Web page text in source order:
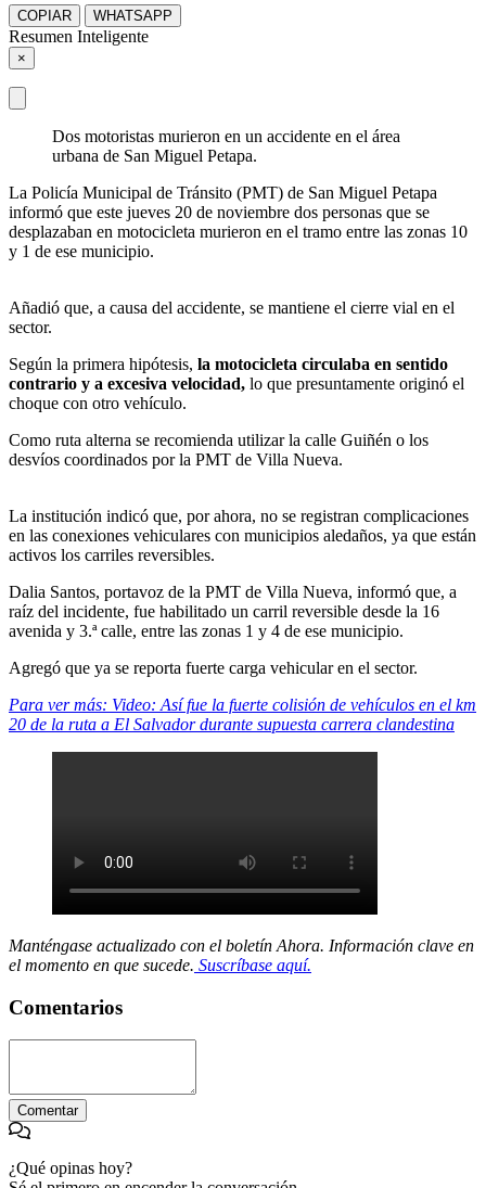
COPIAR WHATSAPP
Resumen Inteligente
×
Dos motoristas murieron en un accidente en el área
urbana de San Miguel Petapa.
La Policía Municipal de Tránsito (PMT) de San Miguel Petapa
informó que este jueves 20 de noviembre dos personas que se
desplazaban en motocicleta murieron en el tramo entre las zonas 10
y 1 de ese municipio.
Añadió que, a causa del accidente, se mantiene el cierre vial en el
sector.
Según la primera hipótesis, la motocicleta circulaba en sentido
contrario y a excesiva velocidad, lo que presuntamente originó el
choque con otro vehículo.
Como ruta alterna se recomienda utilizar la calle Guiñén o los
desvíos coordinados por la PMT de Villa Nueva.
La institución indicó que, por ahora, no se registran complicaciones
en las conexiones vehiculares con municipios aledaños, ya que están
activos los carriles reversibles.
Dalia Santos, portavoz de la PMT de Villa Nueva, informó que, a
raíz del incidente, fue habilitado un carril reversible desde la 16
avenida y 3.ª calle, entre las zonas 1 y 4 de ese municipio.
Agregó que ya se reporta fuerte carga vehicular en el sector.
Para ver más: Video: Así fue la fuerte colisión de vehículos en el km
20 de la ruta a El Salvador durante supuesta carrera clandestina
Manténgase actualizado con el boletín Ahora. Información clave en
el momento en que sucede. Suscríbase aquí.
Comentarios
Comentar
¿Qué opinas hoy?